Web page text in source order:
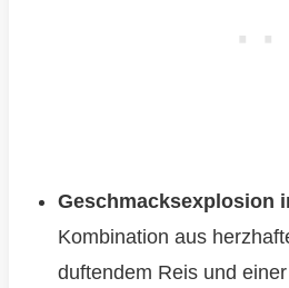
Geschmacksexplosion
Kombination aus
duftendem Reis und